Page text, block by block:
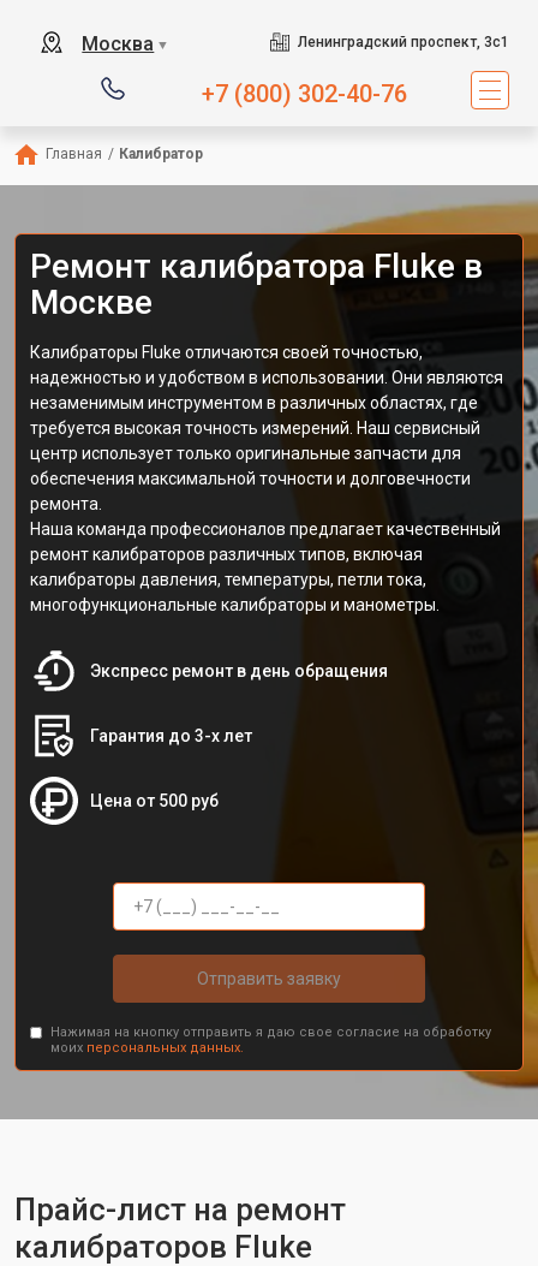
Москва ▼ Ленинградский проспект, 3с1
+7 (800) 302-40-76
Главная / Калибратор
Ремонт калибратора Fluke в
Москве
Калибраторы Fluke отличаются своей точностью,
надежностью и удобством в использовании. Они являются
незаменимым инструментом в различных областях, где
требуется высокая точность измерений. Наш сервисный
центр использует только оригинальные запчасти для
обеспечения максимальной точности и долговечности
ремонта.
Наша команда профессионалов предлагает качественный
ремонт калибраторов различных типов, включая
калибраторы давления, температуры, петли тока,
многофункциональные калибраторы и манометры.
Экспресс ремонт в день обращения
Гарантия до 3-х лет
Цена от 500 руб
Отправить заявку
Нажимая на кнопку отправить я даю свое согласие на обработку
моих персональных данных.
Прайс-лист на ремонт
калибраторов Fluke